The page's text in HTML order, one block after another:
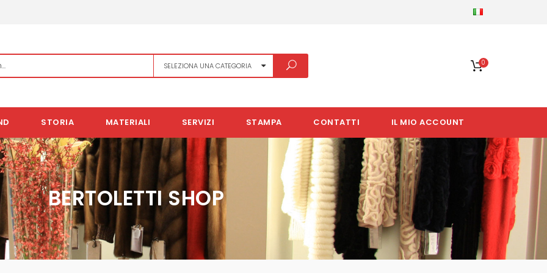
0
STORIA MATERIALI SERVIZI STAMPA CONTATTI IL MIO ACCOUNT
BERTOLETTI SHOP